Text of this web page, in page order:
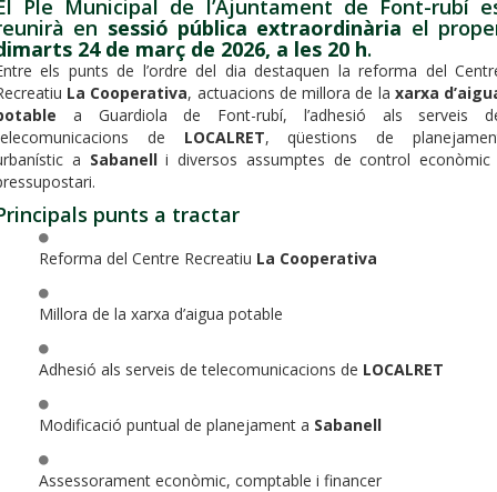
Ple Municipal de l’Ajuntament de Font-rubí
en sessió pública extraordinària el
24 de març de 2026, a les 20 h.
els punts de l’ordre del dia destaquen la reforma del
La Cooperativa, actuacions de millora de la xarxa
a Guardiola de Font-rubí, l’adhesió als serveis
de LOCALRET, qüestions de
a Sabanelli diversos assumptes de control econòmic
punts a tractar
Reforma del Centre Recreatiu La Cooperativa
Millora de la xarxa d’aigua potable
Adhesió als serveis de telecomunicacions de LOCALRET
Modificació puntual de planejament a Sabanell
Assessorament econòmic, comptable i financer